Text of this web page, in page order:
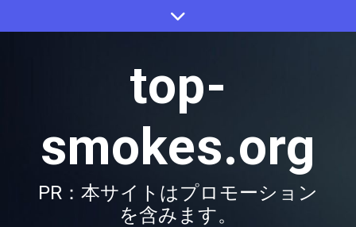
to
top-
smokes.org
PR：本サイトはプロモーション
を含みます。